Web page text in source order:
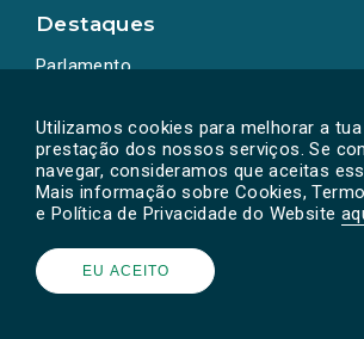
Utilizamos cookies para melhorar a
prestação dos nossos serviços. Se
navegar, consideramos que aceitas
Mais informação sobre Cookies,
e Política de Privacidade do Website
EU ACEITO
Destaques
Parlamento
Powered by © PAN 2026